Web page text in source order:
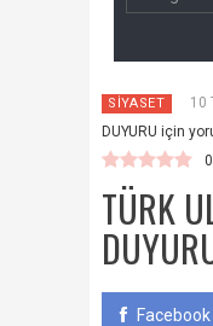
SİYASET 10
DUYURU için
0
TÜRK
Facebook